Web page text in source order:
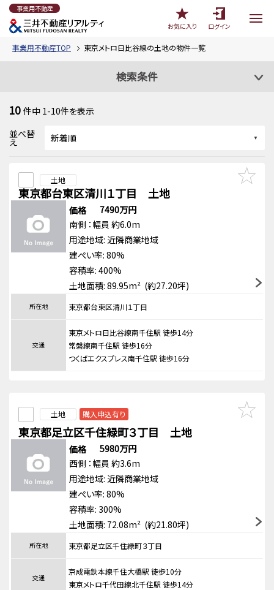
事業用不動産
お気に入り
ログイン
事業用不動産TOP 東京メトロ日比谷線の土地の物件一覧
検索条件
10 件中 1-10件を表示
並べ替
え
土地
東京都台東区清川１丁目 土地
価格
7490万円
南側 ：幅員 約6.0m
用途地域: 近隣商業地域
建ぺい率: 80%
容積率: 400%
土地面積: 89.95m² (約27.20坪)
所在地 東京都台東区清川１丁目
交通
東京メトロ日比谷線南千住駅 徒歩14分
常磐線南千住駅 徒歩16分
つくばエクスプレス南千住駅 徒歩16分
土地 購入申込有り
東京都足立区千住緑町３丁目 土地
価格
5980万円
西側 ：幅員 約3.6m
用途地域: 近隣商業地域
建ぺい率: 80%
容積率: 300%
土地面積: 72.08m² (約21.80坪)
所在地 東京都足立区千住緑町３丁目
交通
京成電鉄本線千住大橋駅 徒歩10分
東京メトロ千代田線北千住駅 徒歩14分